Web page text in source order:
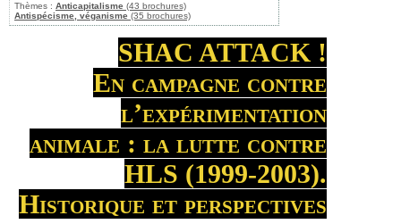
Thèmes : Anticapitalisme (43 brochures)
Antispécisme, véganisme (35 brochures)
SHAC ATTACK !
En campagne contre
l’expérimentation
animale : la lutte contre
HLS (1999-2003).
Historique et perspectives